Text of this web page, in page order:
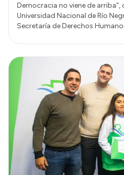
Democracia no viene de arriba",
Universidad Nacional de Río
Secretaría de Derechos